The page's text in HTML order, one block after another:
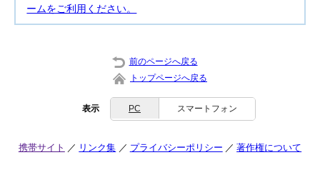
ームをご利用ください。
前のページへ戻る
トップページへ戻る
表示 PC スマートフォン
携帯サイト リンク集 プライバシーポリシー 著作権について